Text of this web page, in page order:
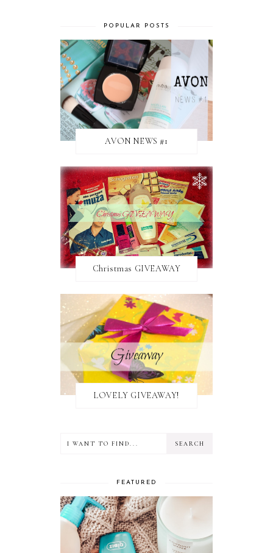
POPULAR POSTS
AVON NEWS #1
Christmas GIVEAWAY
LOVELY GIVEAWAY!
FEATURED